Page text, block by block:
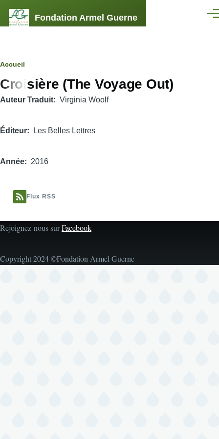
Fondation Armel Guerne
Fil
d'Ariane
Accueil
Croisière (The Voyage Out)
Auteur Traduit Virginia Woolf
Éditeur Les Belles Lettres
Année 2016
Flux RSS
Rejoignez-nous surFacebook
Copyright 2024 ©Fondation Armel Guerne